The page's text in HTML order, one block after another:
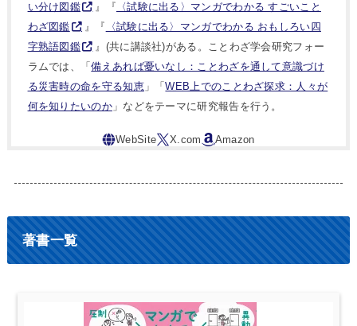
い分け図鑑
』『 〈試験に出る〉マンガでわかる すごいこと
わざ図鑑
』『
〈試験に出る〉マンガでわかる おもしろい四
字熟語図鑑
』(共に講談社)がある。ことわざ学会研究フォー
ラムでは、「備えあれば憂いなし：ことわざを通して意識づけ
る災害時の命を守る知恵」「WEB上でのことわざ探求：人々が
何を知りたいのか」などをテーマに研究報告を行う。
著書一覧